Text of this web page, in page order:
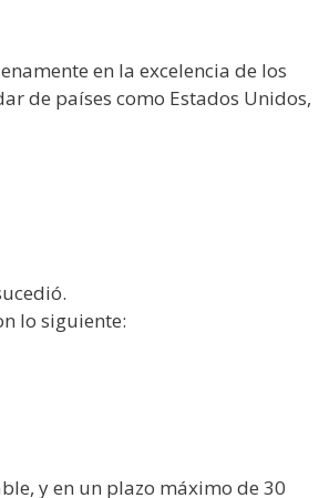
en la excelencia de los
de países como Estados Unidos,
lo siguiente:
y en un plazo máximo de 30